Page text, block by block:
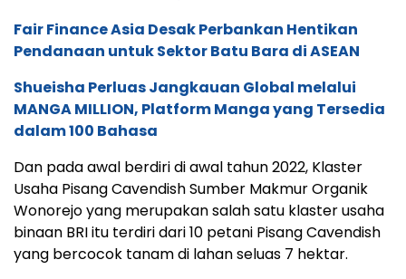
Fair Finance Asia Desak Perbankan Hentikan
Pendanaan untuk Sektor Batu Bara di ASEAN
Shueisha Perluas Jangkauan Global melalui
MANGA MILLION, Platform Manga yang Tersedia
dalam 100 Bahasa
Dan pada awal berdiri di awal tahun 2022, Klaster
Usaha Pisang Cavendish Sumber Makmur Organik
Wonorejo yang merupakan salah satu klaster usaha
binaan BRI itu terdiri dari 10 petani Pisang Cavendish
yang bercocok tanam di lahan seluas 7 hektar.